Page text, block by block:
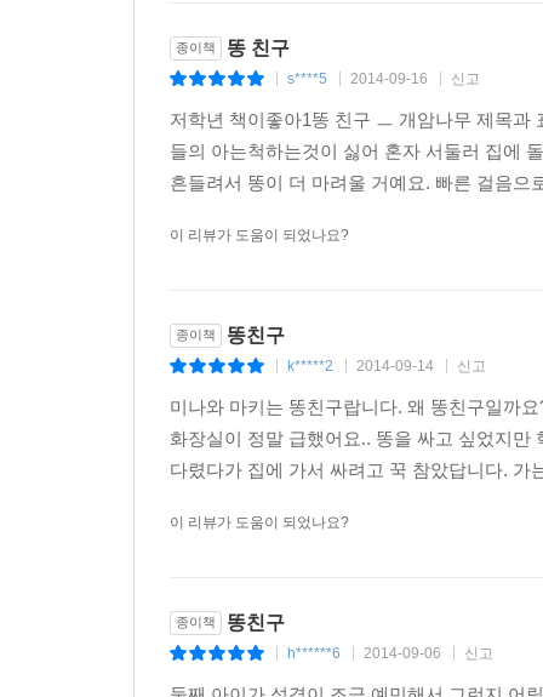
종이책 똥 친구
s****5 2014-09-16 신고
저학년 책이좋아1똥 친구 ㅡ 개암나무 제목
들의 아는척하는것이 싫어 혼자 서둘러 집에
흔들려서 똥이 더 마려울 거예요. 빠른 걸음으
이 리뷰가 도움이 되었나요?
종이책 똥친구
k*****2 2014-09-14 신고
미나와 마키는 똥친구랍니다. 왜 똥친구일까
화장실이 정말 급했어요.. 똥을 싸고 싶었지
다렸다가 집에 가서 싸려고 꾹 참았답니다.
이 리뷰가 도움이 되었나요?
종이책 똥친구
h******6 2014-09-06 신고